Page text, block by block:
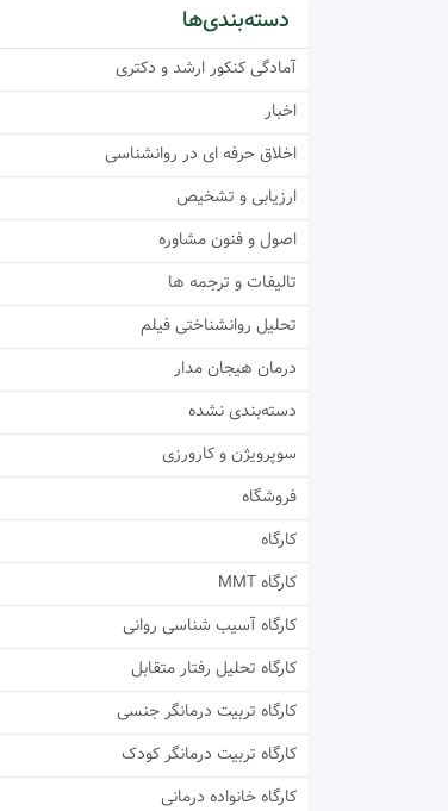
دسته‌بندی‌ها
آمادگی کنکور ارشد و دکتری
اخبار
اخلاق حرفه ای در روانشناسی
ارزیابی و تشخیص
اصول و فنون مشاوره
تالیفات و ترجمه ها
تحلیل روانشناختی فیلم
درمان هیجان مدار
دسته‌بندی نشده
سوپرویژن و کارورزی
فروشگاه
کارگاه
کارگاه MMT
کارگاه آسیب شناسی روانی
کارگاه تحلیل رفتار متقابل
کارگاه تربیت درمانگر جنسی
کارگاه تربیت درمانگر کودک
کارگاه خانواده درمانی